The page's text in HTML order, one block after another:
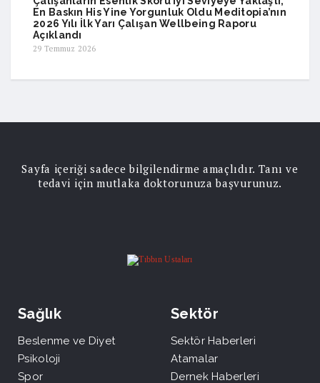
En Baskın His Yine Yorgunluk Oldu Meditopia’nın
2026 Yılı İlk Yarı Çalışan Wellbeing Raporu
Açıklandı
29 Temmuz 2026
Sayfa içeriği sadece bilgilendirme amaçlıdır. Tanı ve
tedavi için mutlaka doktorunuza başvurunuz.
Sağlık
Beslenme ve Diyet
Psikoloji
Spor
Sektör
Sektör Haberleri
Atamalar
Dernek Haberleri